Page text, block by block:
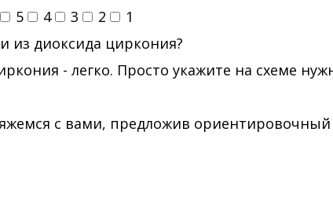
5 4 3 2
1
из диоксида циркония?
- легко. Просто укажите на схеме
с вами, предложив